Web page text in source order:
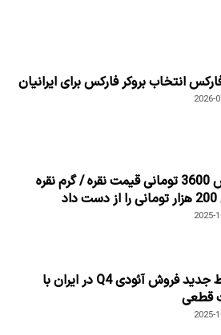
فارکس انتخاب بروکر فارکس برای ایرانیان
2026-
کاهش 3600 تومانی قیمت نقره / گرم نقره
2025-
شرایط جدید فروش آئودی Q4 در ایران با
قطعی
2025-